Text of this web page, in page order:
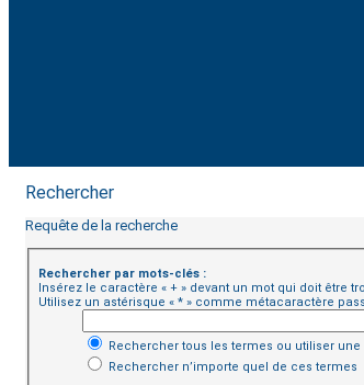
Rechercher
Requête de la recherche
Rechercher par mots-clés :
Insérez le caractère « + » devant un mot qui doit être
Utilisez un astérisque « * » comme métacaractère
Rechercher tous les termes ou utiliser
Rechercher n’importe quel de ces termes